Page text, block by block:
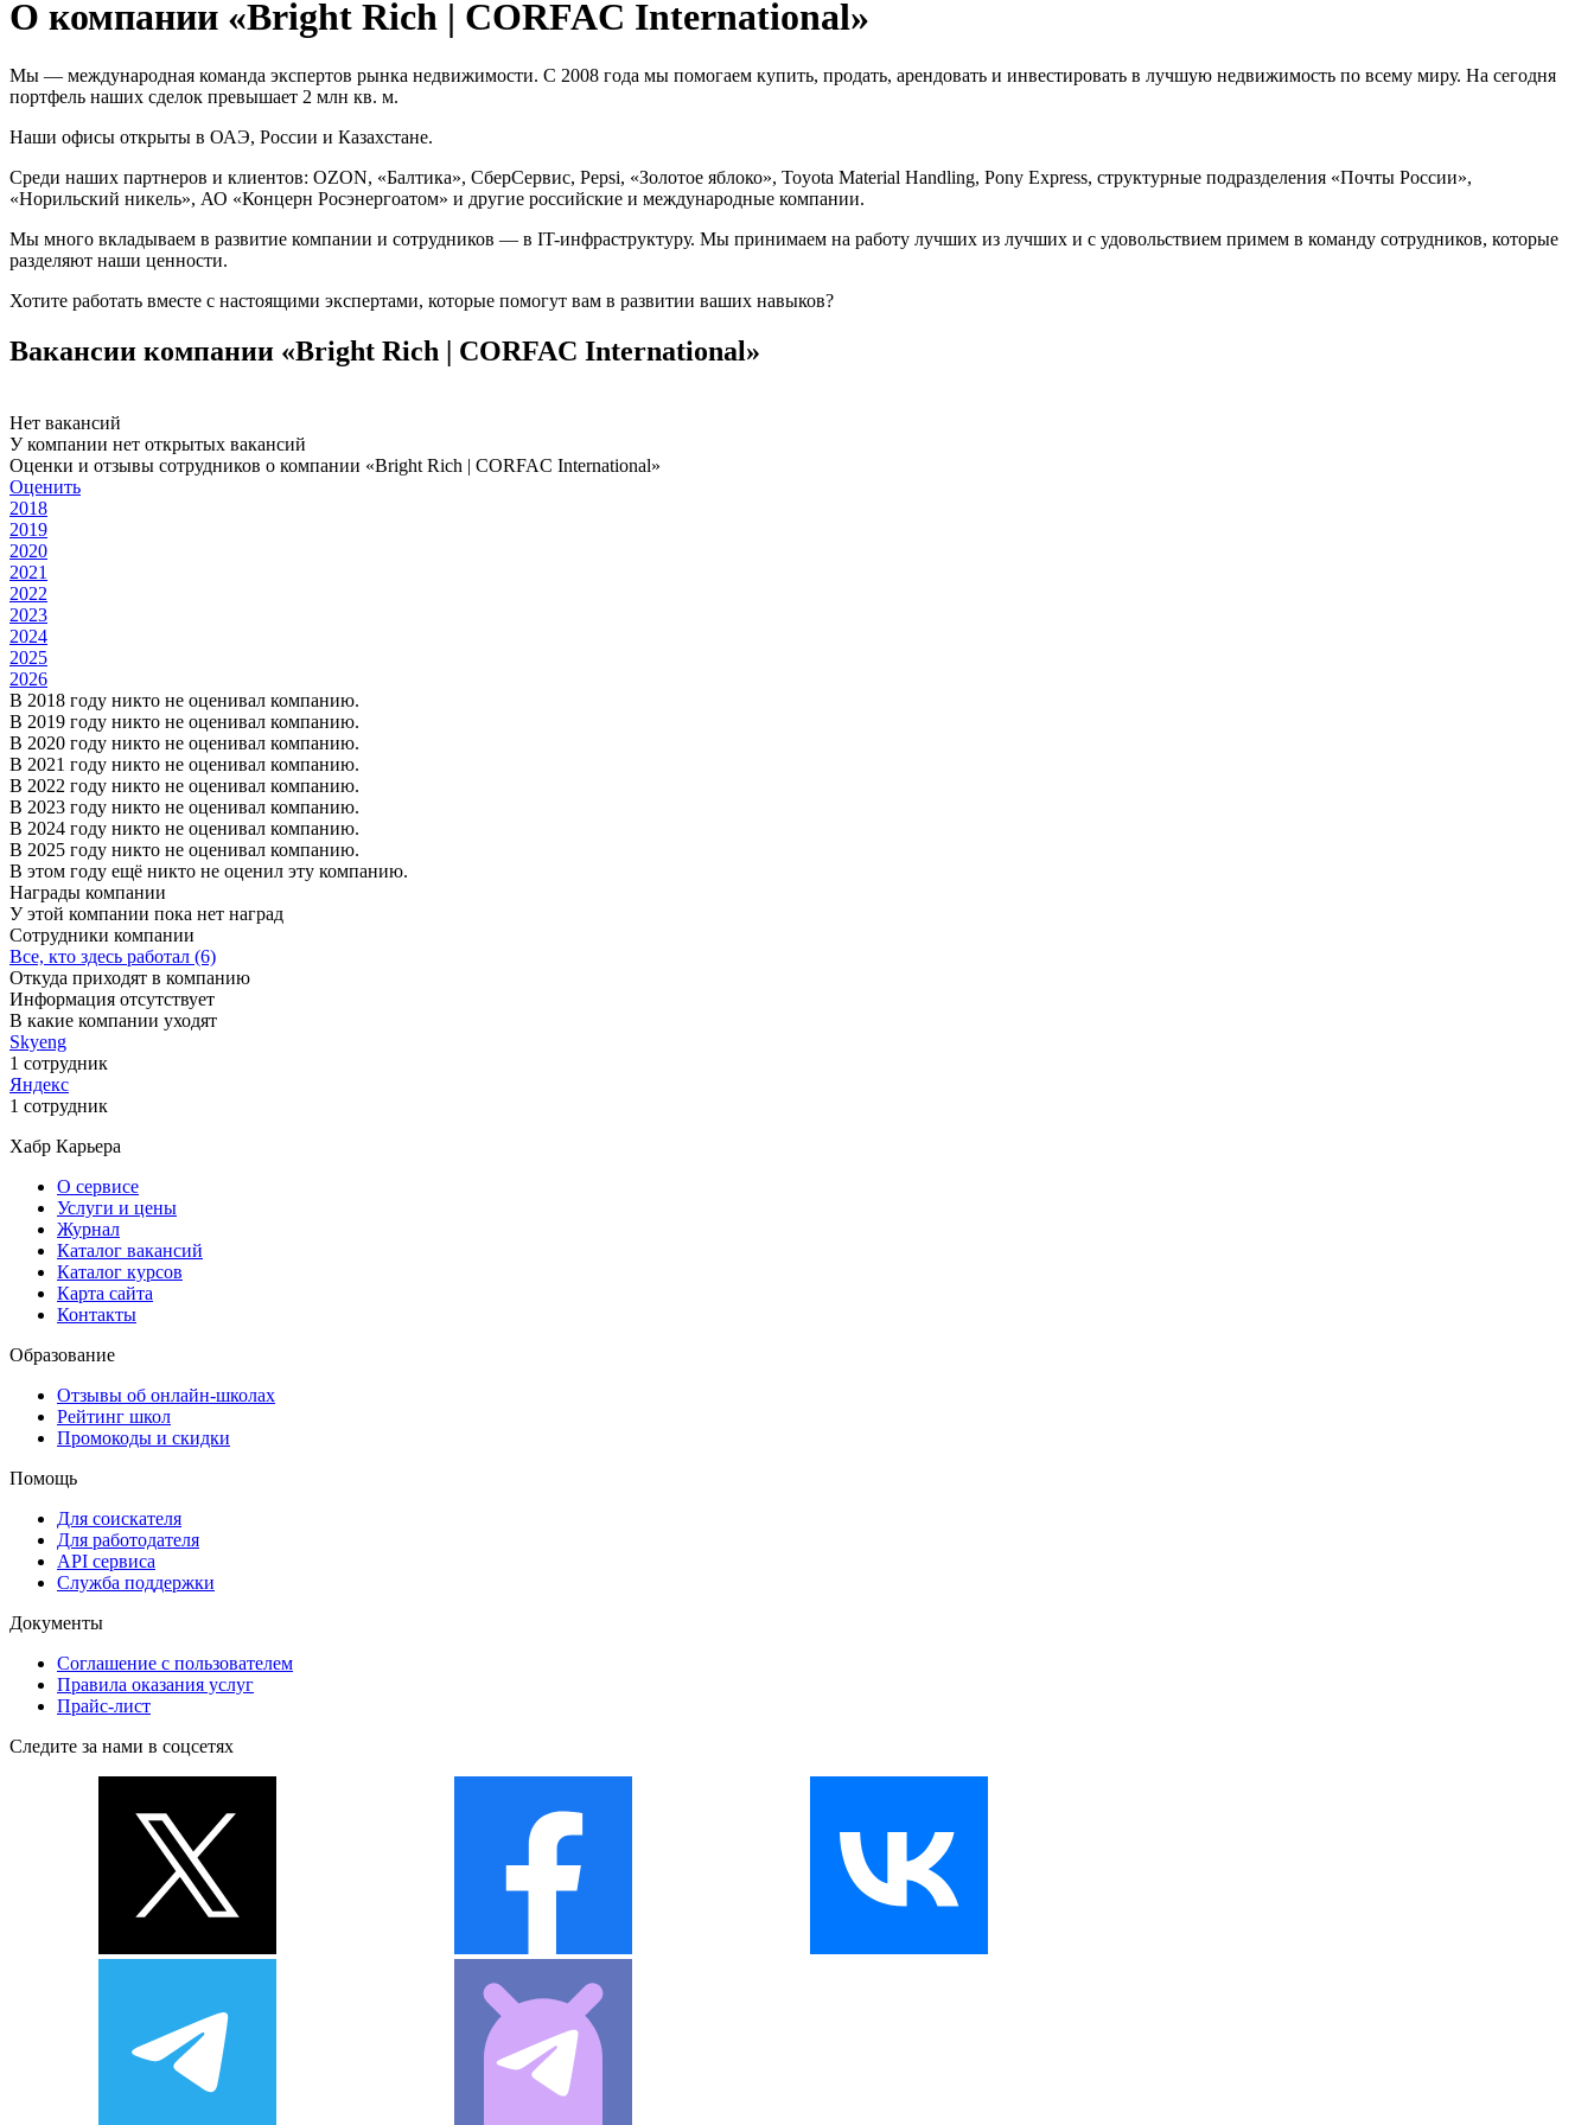
О компании «Bright Rich | CORFAC International»
Мы — международная команда экспертов рынка недвижимости. С 2008 года мы помогаем купить, продать, арендовать и инвестировать в лучшую недвижимость по всему миру. На сегодня
портфель наших сделок превышает 2 млн кв. м.
Наши офисы открыты в ОАЭ, России и Казахстане.
Среди наших партнеров и клиентов: OZON, «Балтика», СберСервис, Pepsi, «Золотое яблоко», Toyota Material Handling, Pony Express, структурные подразделения «Почты России»,
«Норильский никель», АО «Концерн Росэнергоатом» и другие российские и международные компании.
Мы много вкладываем в развитие компании и сотрудников — в IT-инфраструктуру. Мы принимаем на работу лучших из лучших и с удовольствием примем в команду сотрудников, которые
разделяют наши ценности.
Хотите работать вместе с настоящими экспертами, которые помогут вам в развитии ваших навыков?
Вакансии компании «Bright Rich | CORFAC International»
Нет вакансий
У компании нет открытых вакансий
Оценки и отзывы сотрудников о компании «Bright Rich | CORFAC International»
Оценить
2018
2019
2020
2021
2022
2023
2024
2025
2026
В 2018 году никто не оценивал компанию.
В 2019 году никто не оценивал компанию.
В 2020 году никто не оценивал компанию.
В 2021 году никто не оценивал компанию.
В 2022 году никто не оценивал компанию.
В 2023 году никто не оценивал компанию.
В 2024 году никто не оценивал компанию.
В 2025 году никто не оценивал компанию.
В этом году ещё никто не оценил эту компанию.
Награды компании
У этой компании пока нет наград
Сотрудники компании
Все, кто здесь работал (6)
Откуда приходят в компанию
Информация отсутствует
В какие компании уходят
Skyeng
1 сотрудник
Яндекс
1 сотрудник
Хабр Карьера
О сервисе
Услуги и цены
Журнал
Каталог вакансий
Каталог курсов
Карта сайта
Контакты
Образование
Отзывы об онлайн-школах
Рейтинг школ
Промокоды и скидки
Помощь
Для соискателя
Для работодателя
API сервиса
Служба поддержки
Документы
Соглашение с пользователем
Правила оказания услуг
Прайс-лист
Следите за нами в соцсетях